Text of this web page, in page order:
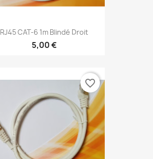
RJ45 CAT-6 1m Blindé Droit
5,00 €
favorite_border